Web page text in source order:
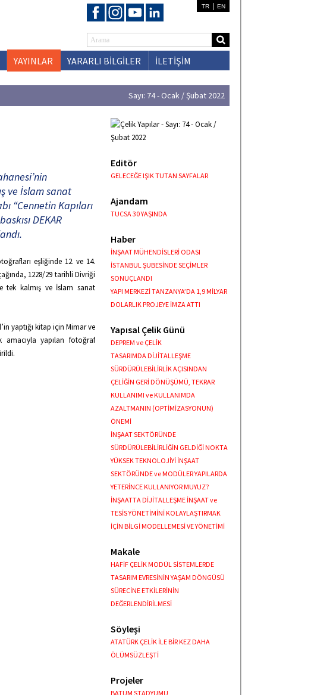
TR EN
YAYINLAR YARARLI BİLGİLER İLETİŞİM
Sayı: 74 - Ocak / Şubat 2022
ve İslam sanat
“Cennetin Kapıları
DEKAR
eşliğinde 12. ve 14.
1228/29 tarihli Divriği
tek kalmış ve İslam sanat
yaptığı kitap için Mimar ve
amacıyla yapılan fotoğraf
Editör
GELECEĞE IŞIK TUTAN SAYFALAR
Ajandam
TUCSA 30 YAŞINDA
Haber
İNŞAAT MÜHENDİSLERİ ODASI
İSTANBUL ŞUBESİNDE SEÇİMLER
SONUÇLANDI
YAPI MERKEZİ TANZANYA’DA 1,9 MİLYAR
DOLARLIK PROJEYE İMZA ATTI
Yapısal Çelik Günü
DEPREM ve ÇELİK
TASARIMDA DİJİTALLEŞME
SÜRDÜRÜLEBİLİRLİK AÇISINDAN
ÇELİĞİN GERİ DÖNÜŞÜMÜ, TEKRAR
KULLANIMI ve KULLANIMDA
AZALTMANIN (OPTİMİZASYONUN)
ÖNEMİ
İNŞAAT SEKTÖRÜNDE
SÜRDÜRÜLEBİLİRLİĞİN GELDİĞİ NOKTA
YÜKSEK TEKNOLOJİYİ İNŞAAT
SEKTÖRÜNDE ve MODÜLER YAPILARDA
YETERİNCE KULLANIYOR MUYUZ?
İNŞAATTA DİJİTALLEŞME İNŞAAT ve
TESİS YÖNETİMİNİ KOLAYLAŞTIRMAK
İÇİN BİLGİ MODELLEMESİ VE YÖNETİMİ
Makale
HAFİF ÇELİK MODÜL SİSTEMLERDE
TASARIM EVRESİNİN YAŞAM DÖNGÜSÜ
SÜRECİNE ETKİLERİNİN
DEĞERLENDİRİLMESİ
Söyleşi
ATATÜRK ÇELİK İLE BİR KEZ DAHA
ÖLÜMSÜZLEŞTİ
Projeler
BATUM STADYUMU